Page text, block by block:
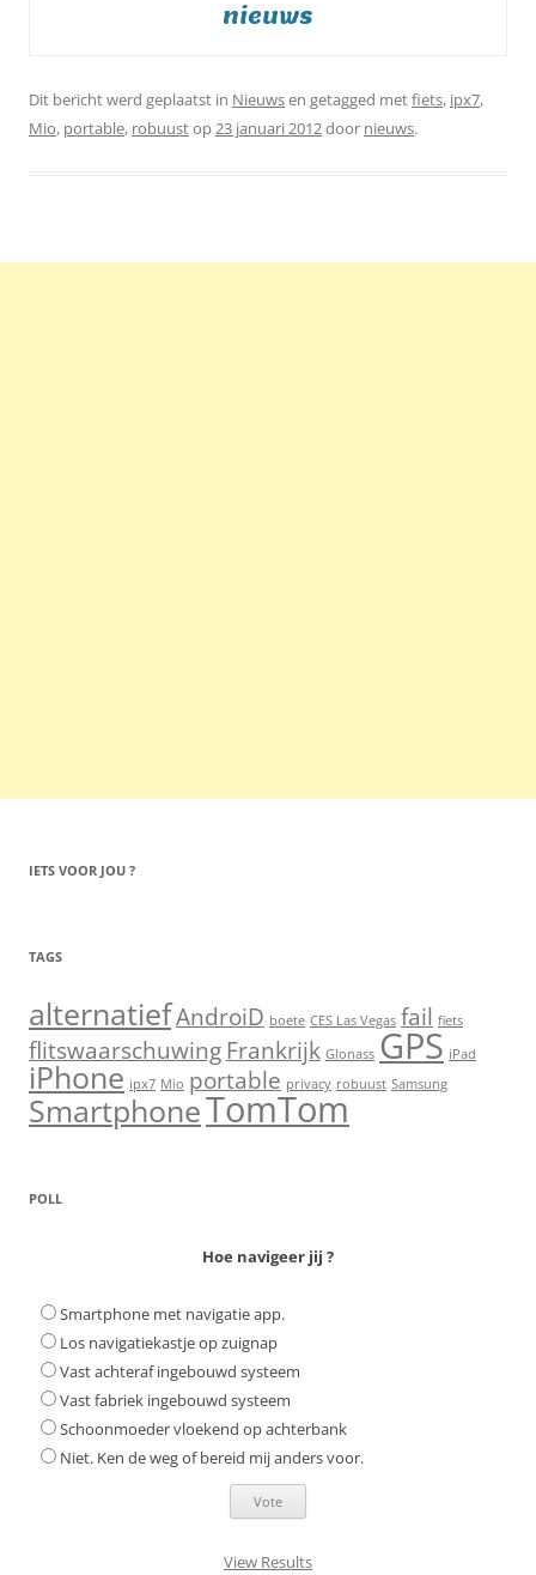
nieuws
Dit bericht werd geplaatst in Nieuwsen getagged metfiets, ipx7,
Mio, portable, robuustop23 januari 2012door nieuws.
IETS VOOR JOU ?
TAGS
alternatiefAndroiD boete CES Las Vegas fail fiets
flitswaarschuwing Frankrijk Glonass GPS iPad
iPhone ipx7 Mio portable privacy robuust Samsung
SmartphoneTomTom
POLL
Hoe navigeer jij ?
Smartphone met navigatie app.
Los navigatiekastje op zuignap
Vast achteraf ingebouwd systeem
Vast fabriek ingebouwd systeem
Schoonmoeder vloekend op achterbank
Niet. Ken de weg of bereid mij anders voor.
View Results